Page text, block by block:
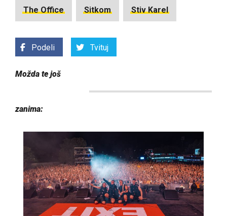
The Office Sitkom Stiv Karel
Podeli Tvituj
Možda te još
zanima: